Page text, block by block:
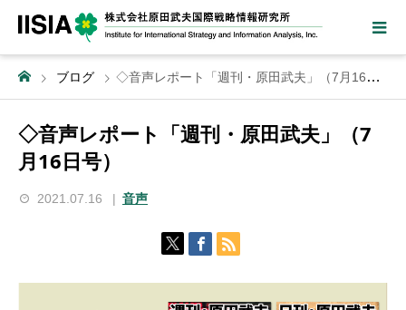
ブログ ◇音声レポート「週刊・原田武夫」（7月16日号）
◇音声レポート「週刊・原田武夫」（7
月16日号）
2021.07.16 音声